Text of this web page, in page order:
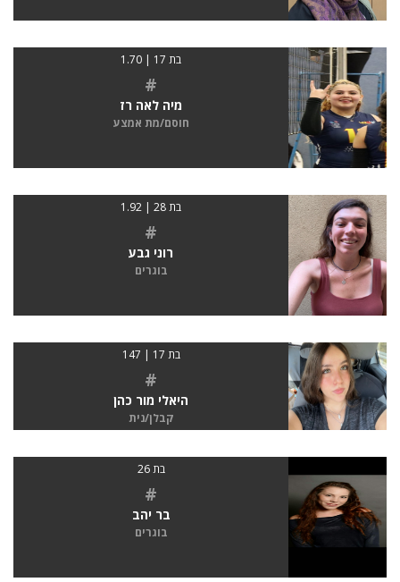
בת 17 | 1.70
#
מיה לאה רז
חוסם/מת אמצע
בת 28 | 1.92
#
רוני גבע
בוגרים
בת 17 | 147
#
היאלי מור כהן
קבלן/נית
בת 26
#
בר יהב
בוגרים